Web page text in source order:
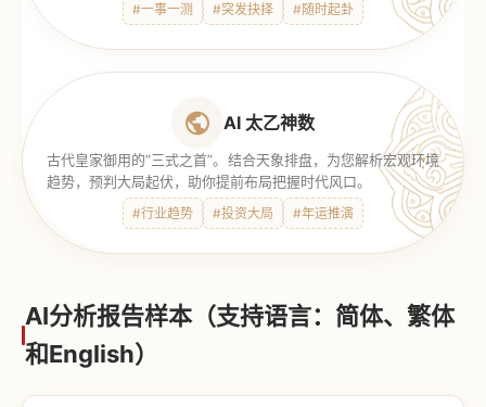
#一事一测 #突发抉择 #随时起卦
AI 太乙神数
古代皇家御用的“三式之首”。结合天象排盘，为您解析宏观环境
趋势，预判大局起伏，助你提前布局把握时代风口。
#行业趋势 #投资大局 #年运推演
AI分析报告样本（支持语言：简体、繁体
和English）